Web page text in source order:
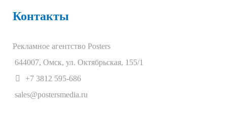
Контакты
Рекламное агентство Posters
644007, Омск, ул. Октябрьская, 155/1
+7 3812 595-686
sales@postersmedia.ru